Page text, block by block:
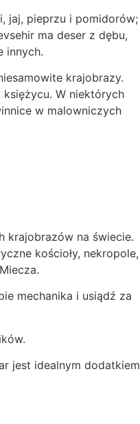
jaj, pieprzu i pomidorów;
ma deser z dębu,
innych.
krajobrazy.
W niektórych
w malowniczych
krajobrazów na świecie.
kościoły, nekropole,
mechanika i usiądź za
jest idealnym dodatkiem